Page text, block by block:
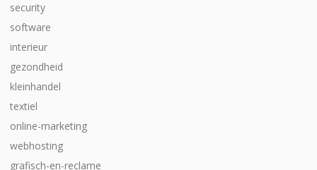
security
software
interieur
gezondheid
kleinhandel
textiel
online-marketing
webhosting
grafisch-en-reclame